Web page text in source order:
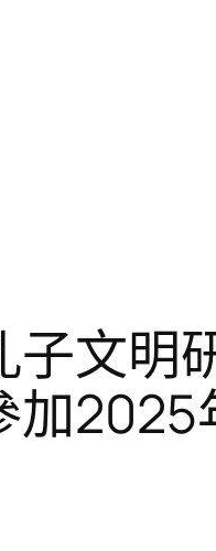
子文明
加